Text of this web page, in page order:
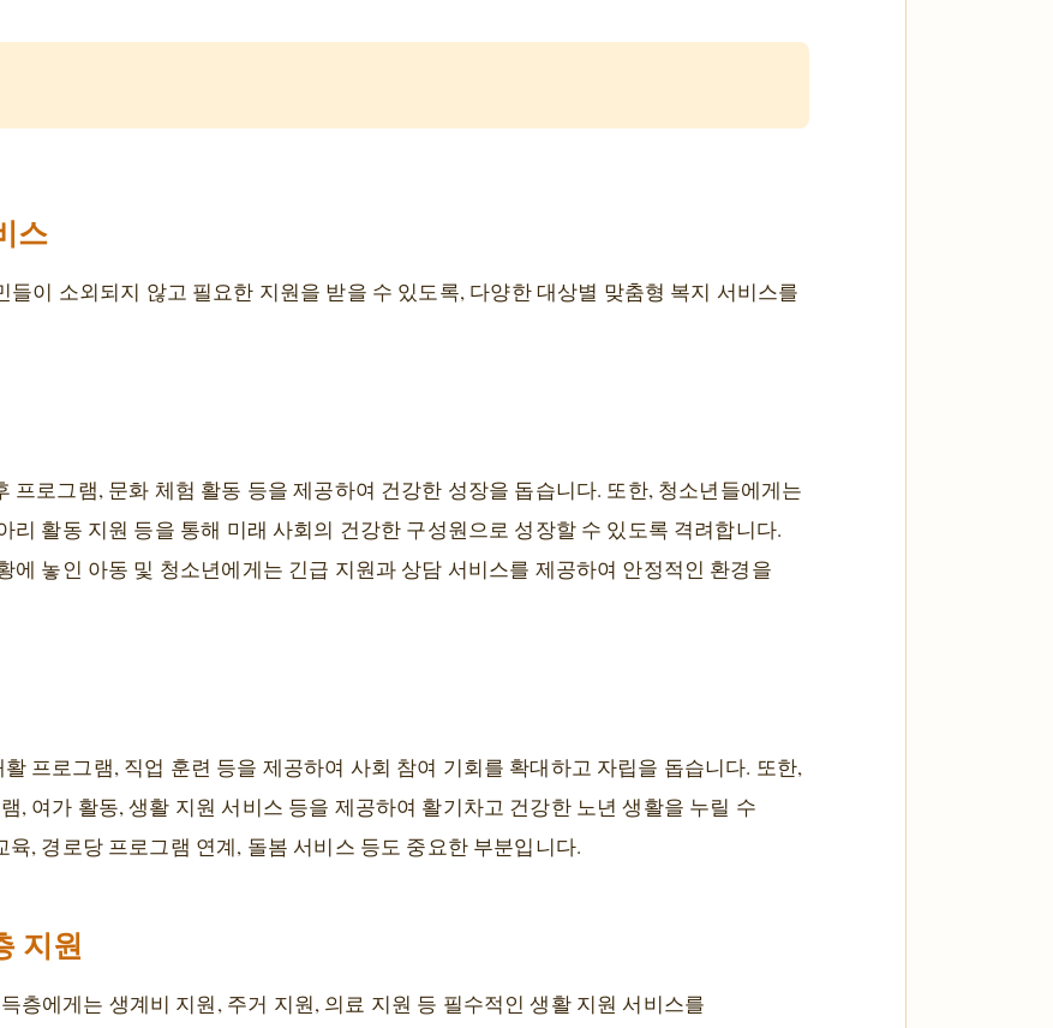
스
이 소외되지 않고 필요한 지원을 받을 수 있도록, 다양한 대상별 맞춤형 복지 서비스를
프로그램, 문화 체험 활동 등을 제공하여 건강한 성장을 돕습니다. 또한, 청소년들에게는
리 활동 지원 등을 통해 미래 사회의 건강한 구성원으로 성장할 수 있도록 격려합니다.
에 놓인 아동 및 청소년에게는 긴급 지원과 상담 서비스를 제공하여 안정적인 환경을
프로그램, 직업 훈련 등을 제공하여 사회 참여 기회를 확대하고 자립을 돕습니다. 또한,
, 여가 활동, 생활 지원 서비스 등을 제공하여 활기차고 건강한 노년 생활을 누릴 수
, 경로당 프로그램 연계, 돌봄 서비스 등도 중요한 부분입니다.
지원
층에게는 생계비 지원, 주거 지원, 의료 지원 등 필수적인 생활 지원 서비스를